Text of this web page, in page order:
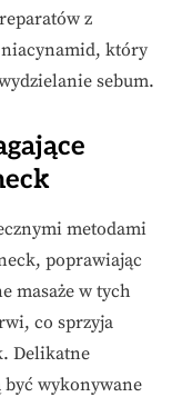
z
który
sebum.
metodami
poprawiając
masaże w tych
co sprzyja
Delikatne
wykonywane